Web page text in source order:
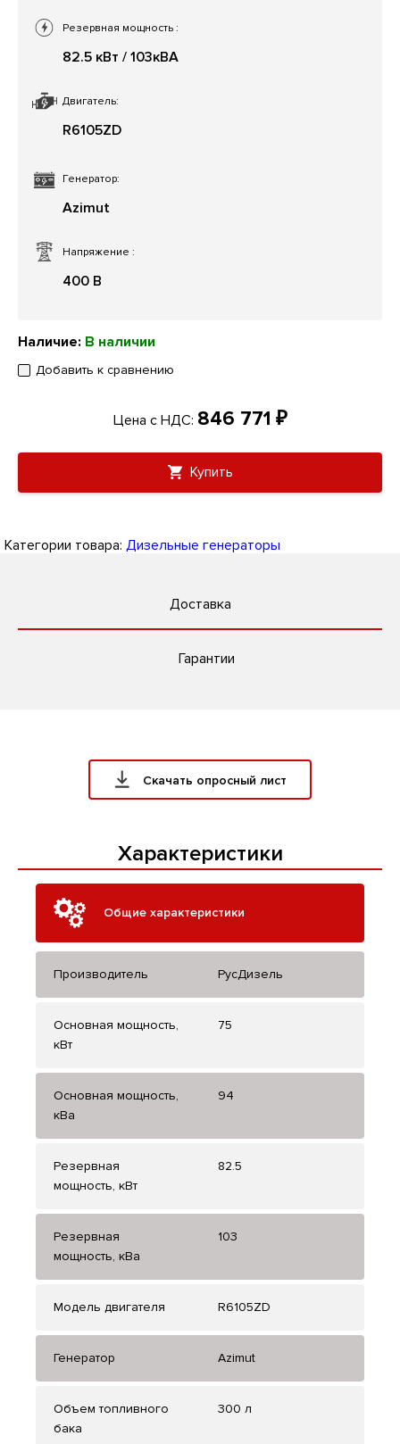
Двигатель:
R6105ZD
Напряжение :
400 В
Резервная мощность :
82.5 кВт / 103кВА
Генератор:
Azimut
Наличие: В наличии
Добавить к сравнению
Цена с НДС: 846 771 ₽
Купить
Категории товара: Дизельные генераторы
Доставка
Гарантии
Скачать опросный лист
Характеристики
Общие характеристики
Производитель РусДизель
Основная мощность,
кВт
75
Основная мощность,
кВа
94
Резервная
мощность, кВт
82.5
Резервная
мощность, кВа
103
Модель двигателя R6105ZD
Генератор Azimut
Объем топливного
бака
300 л